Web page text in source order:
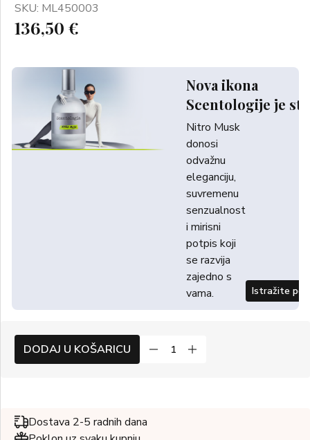
SKU: ML450003
136,50 €
Nova ikona
Scentologije je
Nitro Musk
donosi
odvažnu
eleganciju,
suvremenu
senzualnost
i mirisni
potpis koji
se razvija
zajedno s
vama.
Istražite
DODAJ U KOŠARICU
Dostava 2-5 radnih dana